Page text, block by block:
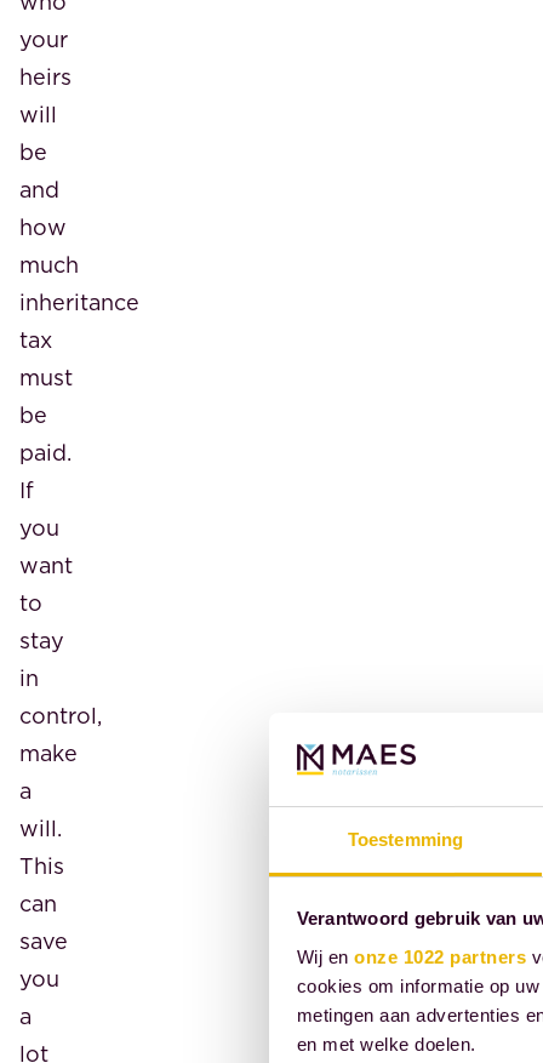
Toestemming
Verantwoord gebruik van
Wij en onze 1022 partners
cookies om informatie op
metingen aan advertenties
en met welke doelen.
your
heirs
will
be
and
how
much
inheritance
tax
must
be
paid.
If
you
want
to
stay
in
control,
make
a
will.
This
can
save
you
a
lot